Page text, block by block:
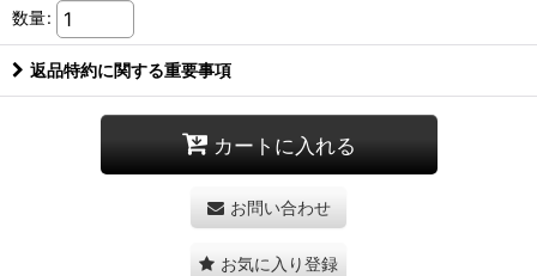
数量:
返品特約に関する重要事項
カートに入れる
お問い合わせ
お気に入り登録